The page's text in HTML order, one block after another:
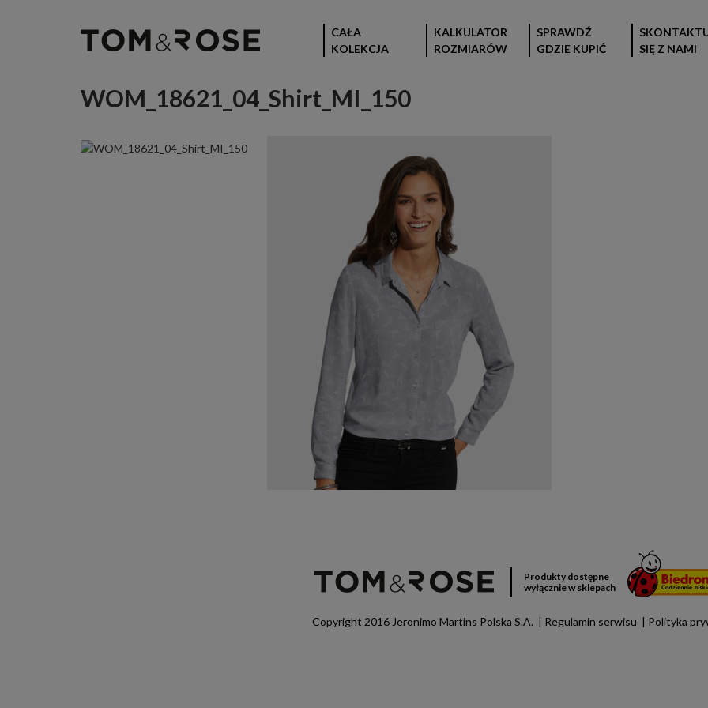
CAŁA
KOLEKCJA
KALKULATOR
ROZMIARÓW
SPRAWDŹ
GDZIE KUPIĆ
SIĘ Z NAMI
WOM_18621_04_Shirt_MI_150
Produkty dostępne
wyłącznie w sklepach
Copyright 2016 Jeronimo Martins Polska S.A. Regulamin serwisu Polityka